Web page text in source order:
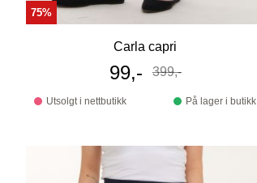
75%
Carla capri
Tilbudspris
99,- Før
399,-
Utsolgt i nettbutikk På lager i butikk